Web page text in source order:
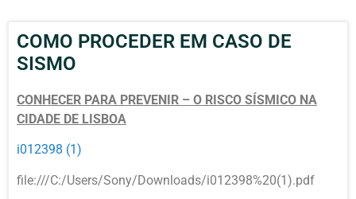
COMO PROCEDER EM CASO DE
SISMO
CONHECER PARA PREVENIR – O RISCO SÍSMICO NA
CIDADE DE LISBOA
i012398 (1)
file:///C:/Users/Sony/Downloads/i012398%20(1).pdf